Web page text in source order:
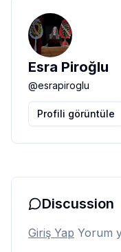
Esra Piroğlu
@esrapiroglu
Profili görüntüle
Discussion
Giriş Yap Yorum